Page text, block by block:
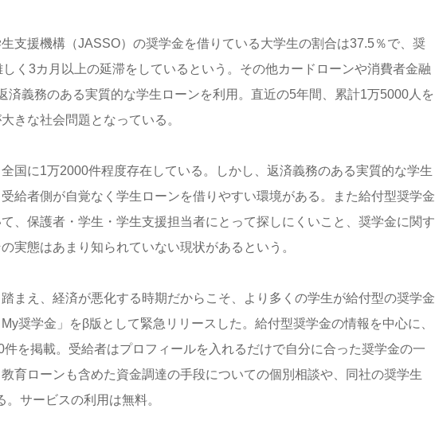
支援機構（JASSO）の奨学金を借りている大学生の割合は37.5％で、奨
く3カ月以上の延滞をしているという。その他カードローンや消費者金融
済義務のある実質的な学生ローンを利用。直近の5年間、累計1万5000人を
きな社会問題となっている。
国に1万2000件程度存在している。しかし、返済義務のある実質的な学生
給者側が自覚なく学生ローンを借りやすい環境がある。また給付型奨学金
、保護者・学生・学生支援担当者にとって探しにくいこと、奨学金に関す
実態はあまり知られていない現状があるという。
まえ、経済が悪化する時期だからこそ、より多くの学生が給付型の奨学金
奨学金」をβ版として緊急リリースした。給付型奨学金の情報を中心に、
を掲載。受給者はプロフィールを入れるだけで自分に合った奨学金の一
育ローンも含めた資金調達の手段についての個別相談や、同社の奨学生
サービスの利用は無料。